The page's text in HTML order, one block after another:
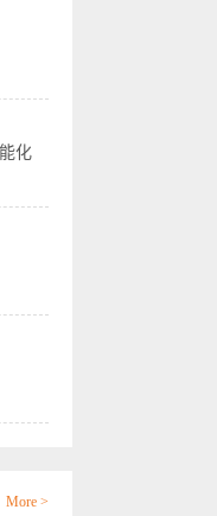
化
More >